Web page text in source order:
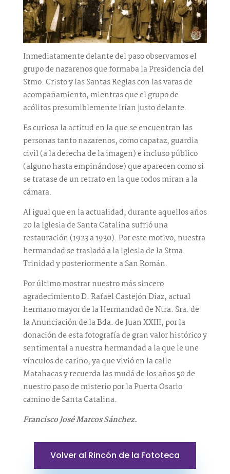
Inmediatamente delante del paso observamos el
grupo de nazarenos que formaba la Presidencia del
Stmo. Cristo y las Santas Reglas con las varas de
acompañamiento, mientras que el grupo de
acólitos presumiblemente irían justo delante.
Es curiosa la actitud en la que se encuentran las
personas tanto nazarenos, como capataz, guardia
civil (a la derecha de la imagen) e incluso público
(alguno hasta empinándose) que aparecen como si
se tratase de un retrato en la que todos miran a la
cámara.
Al igual que en la actualidad, durante aquellos años
20 la Iglesia de Santa Catalina sufrió una
restauración (1923 a 1930). Por este motivo, nuestra
hermandad se trasladó a la iglesia de la Stma.
Trinidad y posteriormente a San Román.
Por último mostrar nuestro más sincero
agradecimiento D. Rafael Castejón Díaz, actual
hermano mayor de la Hermandad de Ntra. Sra. de
la Anunciación de la Bda. de Juan XXIII, por la
donación de esta fotografía de gran valor histórico y
sentimental a nuestra hermandad a la que le une
vínculos de cariño, ya que vivió en la calle
Matahacas y recuerda las mudá de los años 50 de
nuestro paso de misterio por la Puerta Osario
camino de Santa Catalina.
Francisco José Marcos Sánchez.
Volver al Rincón de la Fototeca